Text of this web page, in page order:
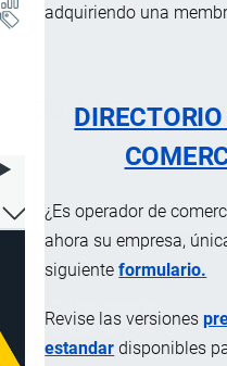
adquiriendo una
¿Es operador de
ahora su empresa,
siguienteformulario.
Revise las versiones
estandar disponibles
Notas Explicativas
39.10 Siliconas